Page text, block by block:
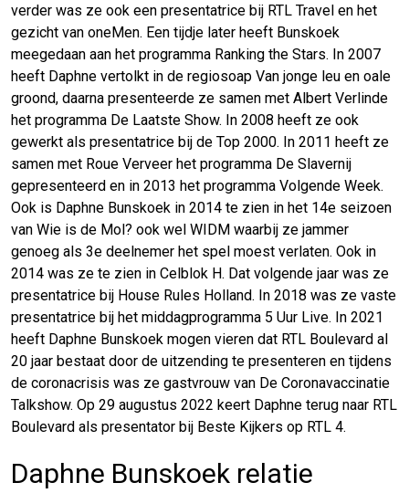
verder was ze ook een presentatrice bij RTL Travel en het
gezicht van oneMen. Een tijdje later heeft Bunskoek
meegedaan aan het programma Ranking the Stars. In 2007
heeft Daphne vertolkt in de regiosoap Van jonge leu en oale
groond, daarna presenteerde ze samen met Albert Verlinde
het programma De Laatste Show. In 2008 heeft ze ook
gewerkt als presentatrice bij de Top 2000. In 2011 heeft ze
samen met Roue Verveer het programma De Slavernij
gepresenteerd en in 2013 het programma Volgende Week.
Ook is Daphne Bunskoek in 2014 te zien in het 14e seizoen
van Wie is de Mol? ook wel WIDM waarbij ze jammer
genoeg als 3e deelnemer het spel moest verlaten. Ook in
2014 was ze te zien in Celblok H. Dat volgende jaar was ze
presentatrice bij House Rules Holland. In 2018 was ze vaste
presentatrice bij het middagprogramma 5 Uur Live. In 2021
heeft Daphne Bunskoek mogen vieren dat RTL Boulevard al
20 jaar bestaat door de uitzending te presenteren en tijdens
de coronacrisis was ze gastvrouw van De Coronavaccinatie
Talkshow. Op 29 augustus 2022 keert Daphne terug naar RTL
Boulevard als presentator bij Beste Kijkers op RTL 4.
Daphne Bunskoek relatie